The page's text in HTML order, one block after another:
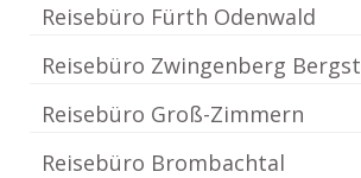
Reisebüro Fürth Odenwald
Reisebüro Zwingenberg
Reisebüro Groß-Zimmern
Reisebüro Brombachtal